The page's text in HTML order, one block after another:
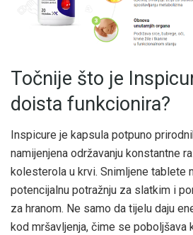
Točnije što je
doista funkcionira?
Inspicure je kapsula potpuno
namijenjena održavanju konstantne
kolesterola u krvi. Snimljene tablete
potencijalnu potražnju za slatkim i
za hranom. Ne samo da tijelu daju
kod mršavljenja, čime se poboljšava